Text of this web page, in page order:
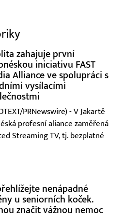
zahajuje první
iniciativu FAST
Alliance ve spolupráci s
vysílacími
PRNewswire) - V Jakartě
profesní aliance zaměřená
Streaming TV, tj. bezplatné
nenápadné
u seniorních koček.
značit vážnou nemoc